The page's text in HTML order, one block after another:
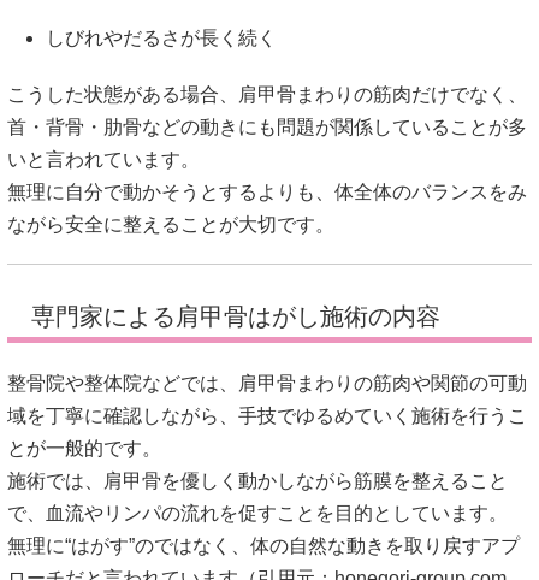
しびれやだるさが長く続く
こうした状態がある場合、肩甲骨まわりの筋肉だけでなく、
首・背骨・肋骨などの動きにも問題が関係していることが多
いと言われています。
無理に自分で動かそうとするよりも、体全体のバランスをみ
ながら安全に整えることが大切です。
専門家による肩甲骨はがし施術の内容
整骨院や整体院などでは、肩甲骨まわりの筋肉や関節の可動
域を丁寧に確認しながら、手技でゆるめていく施術を行うこ
とが一般的です。
施術では、肩甲骨を優しく動かしながら筋膜を整えること
で、血流やリンパの流れを促すことを目的としています。
無理に“はがす”のではなく、体の自然な動きを取り戻すアプ